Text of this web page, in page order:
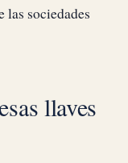
las sociedades
llaves